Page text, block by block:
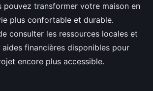
pouvez transformer votre maison en
plus confortable et durable.
consulter les ressources locales et
financières disponibles pour
encore plus accessible.